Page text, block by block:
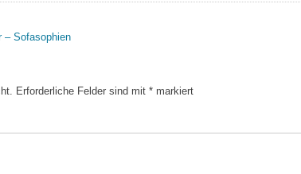
– Sofasophien
Erforderliche Felder sind mit *markiert